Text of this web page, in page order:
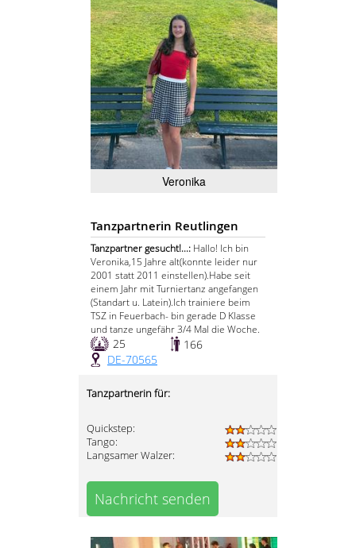
Veronika
Tanzpartnerin Reutlingen
Tanzpartner gesucht!...: Hallo! Ich bin
Veronika,15 Jahre alt(konnte leider nur
2001 statt 2011 einstellen).Habe seit
einem Jahr mit Turniertanz angefangen
(Standart u. Latein).Ich trainiere beim
TSZ in Feuerbach- bin gerade D Klasse
und tanze ungefähr 3/4 Mal die Woche.
25
166
DE-70565
Tanzpartnerin für:
Quickstep:
Tango:
Langsamer Walzer:
Nachricht senden